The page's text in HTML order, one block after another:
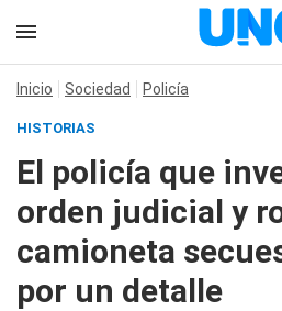
Inicio Sociedad Policía
HISTORIAS
El policía que
orden judicial y
camioneta
por un detalle